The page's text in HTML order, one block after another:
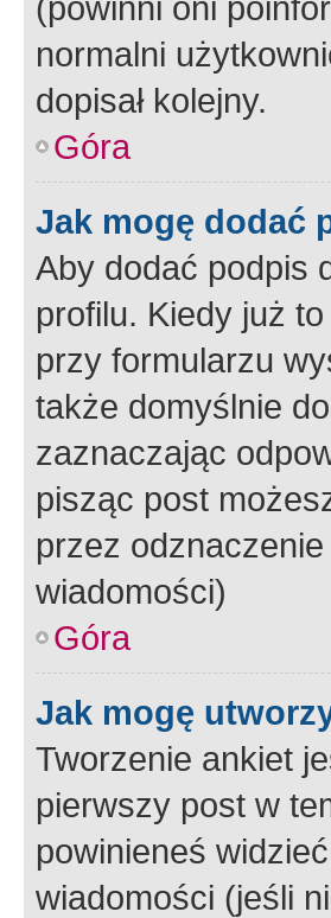
normalni
dopisał kolejny.
Góra
Jak mogę dodać
Aby dodać podpis
profilu. Kiedy już
przy formularzu
także domyślnie
zaznaczając
pisząc post
przez
wiadomości)
Góra
Jak mogę
Tworzenie ankiet
pierwszy post w
powinieneś
wiadomości (jeśli